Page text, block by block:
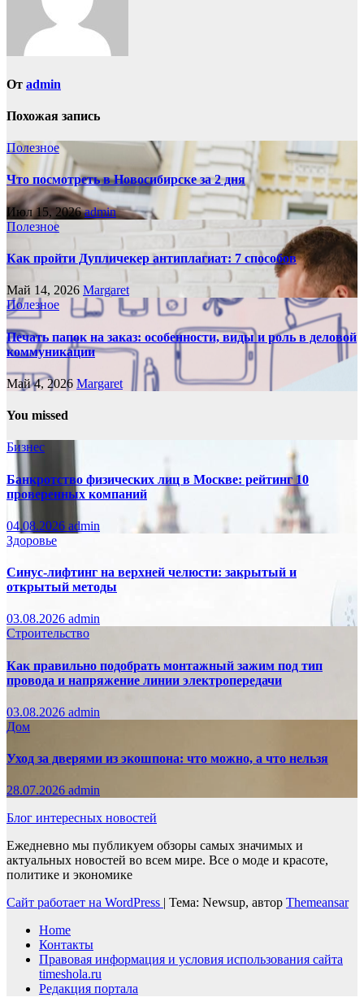
От admin
Похожая запись
Полезное
Что посмотреть в Новосибирске за 2 дня
Июл 15, 2026admin
Полезное
Как пройти Дупличекер антиплагиат: 7 способов
Май 14, 2026 Margaret
Полезное
Печать папок на заказ: особенности, виды и роль в деловой
коммуникации
Май 4, 2026 Margaret
You missed
Бизнес
Банкротство физических лиц в Москве: рейтинг 10
проверенных компаний
04.08.2026 admin
Здоровье
Синус-лифтинг на верхней челюсти: закрытый и
открытый методы
03.08.2026 admin
Строительство
Как правильно подобрать монтажный зажим под тип
провода и напряжение линии электропередачи
03.08.2026 admin
Дом
Уход за дверями из экошпона: что можно, а что нельзя
28.07.2026 admin
Блог интересных новостей
Ежедневно мы публикуем обзоры самых значимых и
актуальных новостей во всем мире. Все о моде и красоте,
политике и экономике
Сайт работает на WordPress
Тема: Newsup, автор Themeansar
Home
Контакты
Правовая информация и условия использования сайта
timeshola.ru
Редакция портала